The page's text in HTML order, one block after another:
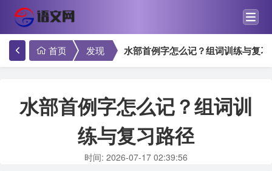
首页 发现 水部首例字怎么记？组词训练与复
水部首例字怎么记？组词训
练与复习路径
时间: 2026-07-17 02:39:56